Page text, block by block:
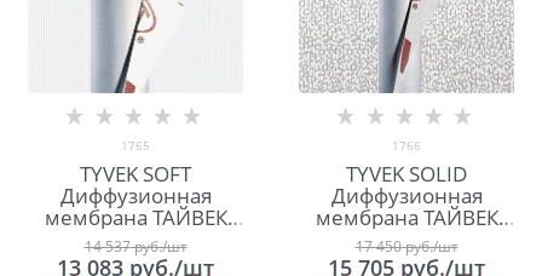
1765
TYVEK SOFT
Диффузионная
мембрана ТАЙВЕК
СОФТ
14 537 руб./шт
13 083 руб./шт
1766
TYVEK SOLID
Диффузионная
мембрана ТАЙВЕК
СОЛИД
17 450 руб./шт
15 705 руб./шт